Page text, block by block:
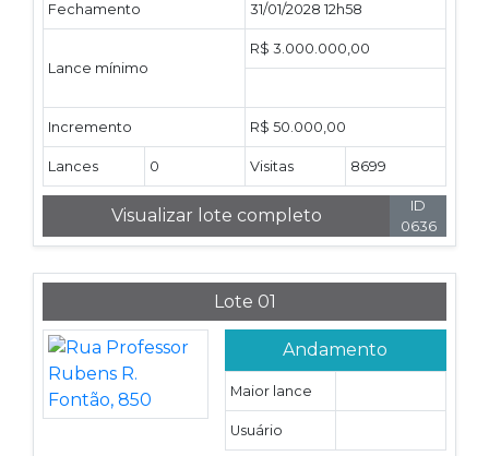
Fechamento 31/01/2028 12h58
Lance mínimo
R$ 3.000.000,00
Incremento R$ 50.000,00
Lances 0 Visitas 8699
Visualizar lote completo
ID
0636
Lote 01
Andamento
Maior lance
Usuário